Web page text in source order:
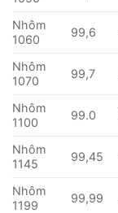
Nhôm
1060
99,6
Nhôm
1070
99,7
Nhôm
1100
99.0
Nhôm
1145
99,45
Nhôm
1199
99,99